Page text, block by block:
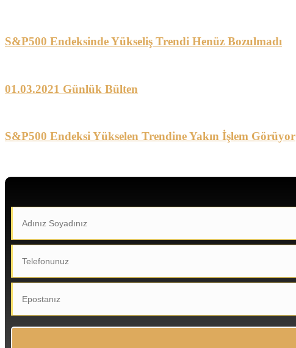
S&P500 Endeksinde Yükseliş Trendi Henüz Bozulmadı
01.03.2021 Günlük Bülten
S&P500 Endeksi Yükselen Trendine Yakın İşlem Görüyor